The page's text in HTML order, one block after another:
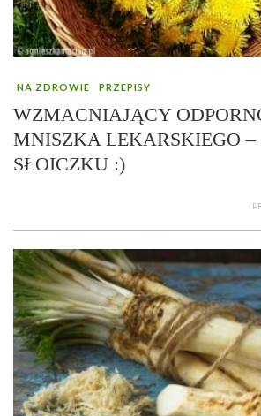
NA ZDROWIE PRZEPISY
WZMACNIAJĄCY
MNISZKA LEKARSKIEGO
SŁOICZKU :)